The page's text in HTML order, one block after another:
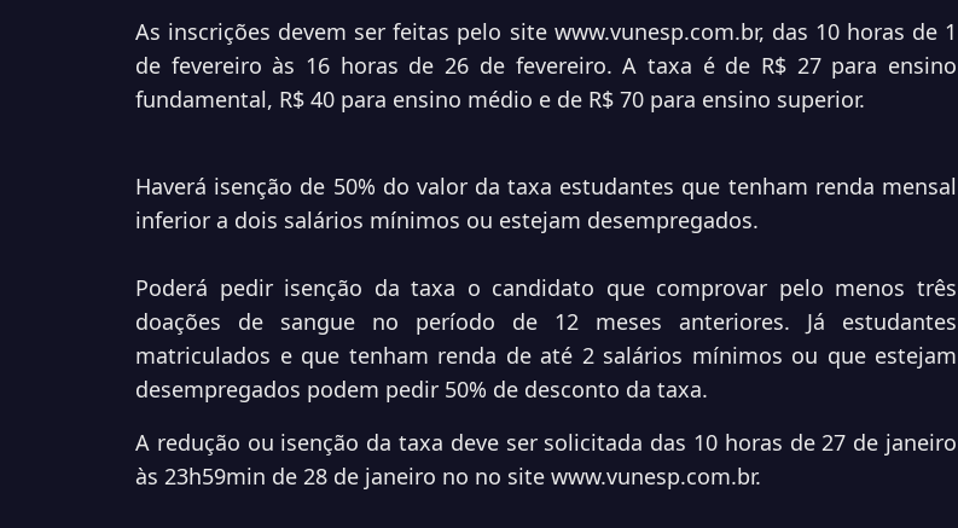
As inscrições devem ser feitas pelo site www.vunesp.com.br, das 10 horas de 1
de fevereiro às 16 horas de 26 de fevereiro. A taxa é de R$ 27 para ensino
fundamental, R$ 40 para ensino médio e de R$ 70 para ensino superior.
Haverá isenção de 50% do valor da taxa estudantes que tenham renda mensal
inferior a dois salários mínimos ou estejam desempregados.
Poderá pedir isenção da taxa o candidato que comprovar pelo menos três
doações de sangue no período de 12 meses anteriores. Já estudantes
matriculados e que tenham renda de até 2 salários mínimos ou que estejam
desempregados podem pedir 50% de desconto da taxa.
A redução ou isenção da taxa deve ser solicitada das 10 horas de 27 de janeiro
às 23h59min de 28 de janeiro no no site www.vunesp.com.br.